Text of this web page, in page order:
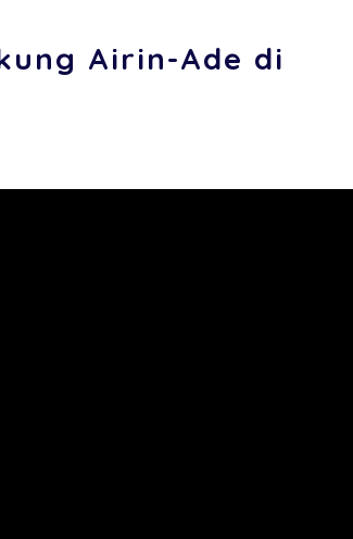
Airin-Ade di